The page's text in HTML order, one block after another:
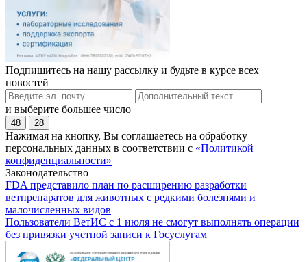
Подпишитесь на нашу рассылку и будьте в курсе всех
новостей
и выберите большее число
48 28
Нажимая на кнопку, Вы соглашаетесь на обработку
персональных данных в соответствии с «Политикой
конфиденциальности»
Законодательство
FDA представило план по расширению разработки
ветпрепаратов для животных с редкими болезнями и
малочисленных видов
Пользователи ВетИС с 1 июля не смогут выполнять операции
без привязки учетной записи к Госуслугам